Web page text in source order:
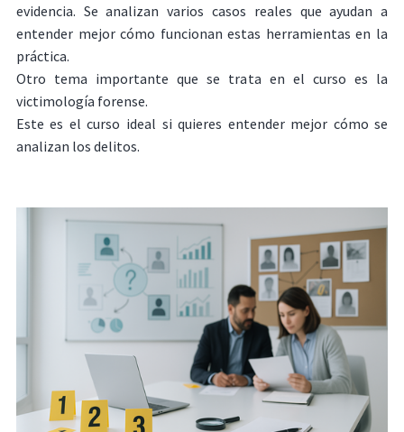
evidencia. Se analizan varios casos reales que ayudan a
entender mejor cómo funcionan estas herramientas en la
práctica.
Otro tema importante que se trata en el curso es la
victimología forense.
Este es el curso ideal si quieres entender mejor cómo se
analizan los delitos.